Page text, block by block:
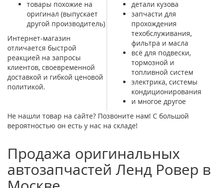
товары похожие на
оригинал (выпускает
другой производитель)
Интернет-магазин
отличается быстрой
реакцией на запросы
клиентов, своевременной
доставкой и гибкой ценовой
политикой.
детали кузова
запчасти для
прохождения
техобслуживания,
фильтра и масла
всё для подвески,
тормозной и
топливной систем
электрика, системы
кондиционирования
и многое другое
Не нашли товар на сайте? Позвоните нам! С большой
вероятностью он есть у нас на складе!
Продажа оригинальных
автозапчастей Ленд Ровер в